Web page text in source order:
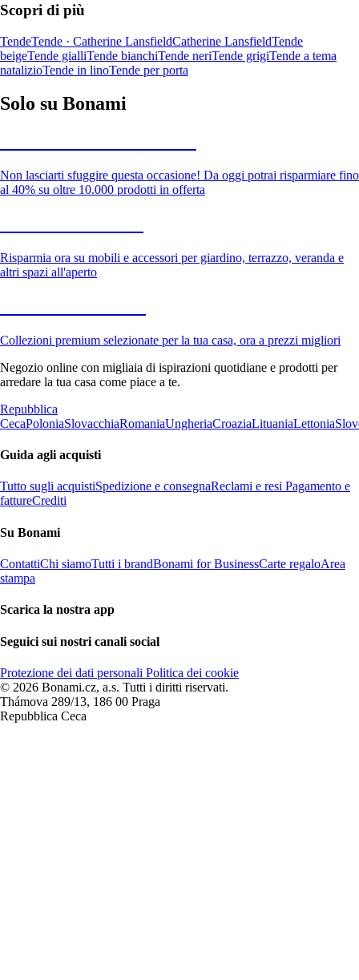
Scopri di più
TendeTende · Catherine LansfieldCatherine LansfieldTende
beigeTende gialliTende bianchiTende neriTende grigiTende a tema
natalizioTende in linoTende per porta
Solo su Bonami
Non lasciarti sfuggire questa occasione! Da oggi potrai risparmiare fino
al 40% su oltre 10.000 prodotti in offerta
Risparmia ora su mobili e accessori per giardino, terrazzo, veranda e
altri spazi all'aperto
Collezioni premium selezionate per la tua casa, ora a prezzi migliori
Negozio online con migliaia di ispirazioni quotidiane e prodotti per
arredare la tua casa come piace a te.
Repubblica
CecaPoloniaSlovacchiaRomaniaUngheriaCroaziaLituaniaLettonia
Guida agli acquisti
Tutto sugli acquistiSpedizione e consegnaReclami e resi Pagamento e
fattureCrediti
Su Bonami
ContattiChi siamoTutti i brandBonami for BusinessCarte regaloArea
stampa
Scarica la nostra app
Seguici sui nostri canali social
Protezione dei dati personali Politica dei cookie
© 2026 Bonami.cz, a.s. Tutti i diritti riservati.
Thámova 289/13, 186 00 Praga
Repubblica Ceca